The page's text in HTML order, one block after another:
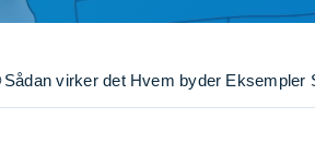
Sådan virker det Hvem byder Eksempler